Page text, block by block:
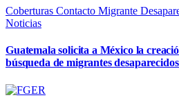
Coberturas Contacto Migrante
Noticias
Guatemala solicita a México la
búsqueda de migrantes